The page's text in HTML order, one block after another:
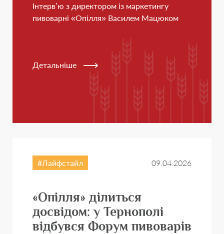
Інтерв’ю з директором із маркетингу
пивоварні «Опілля» Василем Мацюком
Детальніше
Лайфстайл 09.04.2026
«Опілля» ділиться
досвідом: у Тернополі
відбувся Форум пивоварів